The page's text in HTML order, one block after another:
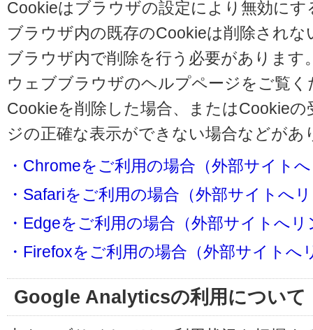
Cookieはブラウザの設定により無効に
ブラウザ内の既存のCookieは削除され
ブラウザ内で削除を行う必要があります
ウェブブラウザのヘルプページをご覧く
Cookieを削除した場合、またはCookie
ジの正確な表示ができない場合などが
・Chromeをご利用の場合（外部サイト
・Safariをご利用の場合（外部サイトへ
・Edgeをご利用の場合（外部サイトへリ
・Firefoxをご利用の場合（外部サイトへ
Google Analyticsの利用について